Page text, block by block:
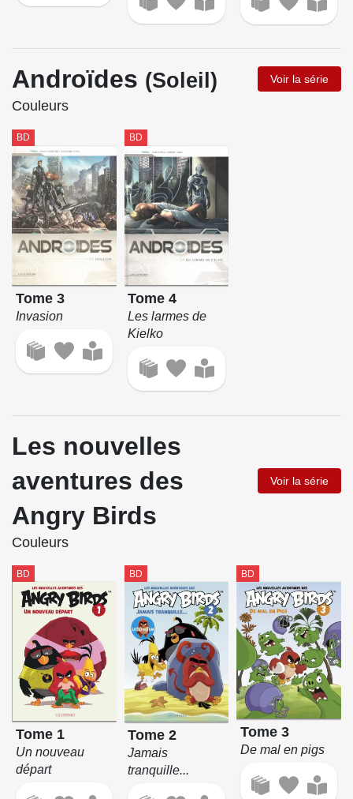
Androïdes (Soleil) Voir la série
Couleurs
BD
Tome 3
Invasion
BD
Tome 4
Les larmes de
Kielko
Les nouvelles
aventures des
Angry Birds
Voir la série
Couleurs
BD
Tome 1
Un nouveau
départ
BD
Tome 2
Jamais
tranquille...
BD
Tome 3
De mal en pigs